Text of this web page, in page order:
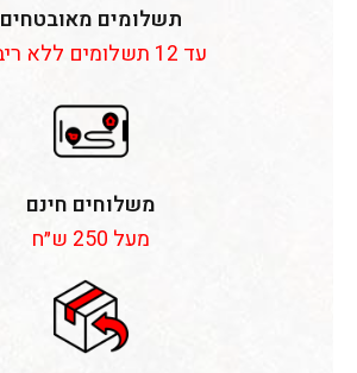
תשלומים מאובטחים
עד 12 תשלומים ללא ריבית
משלוחים חינם
מעל 250 ש״ח